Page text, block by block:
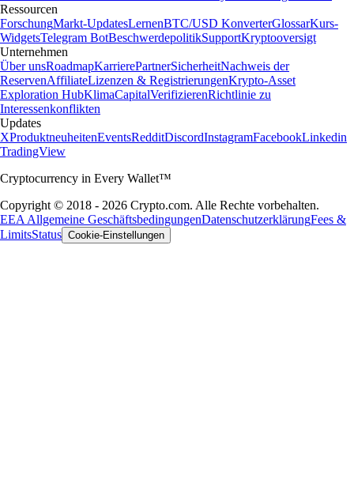
Ressourcen
ForschungMarkt-UpdatesLernenBTC/USD KonverterGlossarKurs-
WidgetsTelegram BotBeschwerdepolitikSupportKryptooversigt
Unternehmen
Über unsRoadmapKarrierePartnerSicherheitNachweis der
ReservenAffiliateLizenzen & RegistrierungenKrypto-Asset
Exploration HubKlimaCapitalVerifizierenRichtlinie zu
Interessenkonflikten
Updates
XProduktneuheitenEventsRedditDiscordInstagramFacebookLinkedin
TradingView
Cryptocurrency in Every Wallet™
Copyright © 2018 - 2026 Crypto.com. Alle Rechte vorbehalten.
EEA Allgemeine GeschäftsbedingungenDatenschutzerklärungFees &
LimitsStatus Cookie-Einstellungen